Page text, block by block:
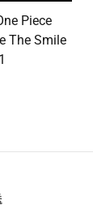
Piece
The Smile